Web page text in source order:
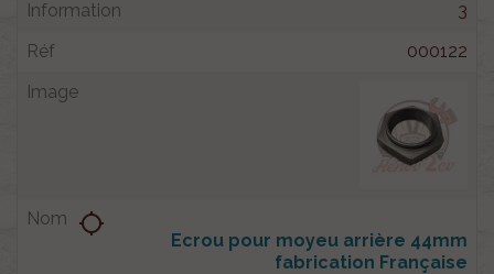
3
000122
Ecrou pour moyeu arrière 44mm
fabrication Française
location_searching